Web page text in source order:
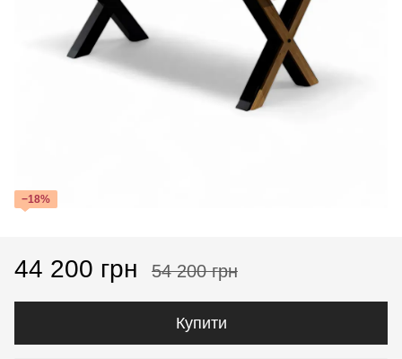
−18%
44 200 грн 54 200 грн
Купити